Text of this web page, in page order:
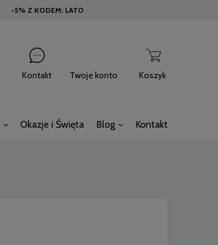
-5% Z KODEM: LATO
Koszyk
Kontakt Twoje konto
Okazje i Święta Blog Kontakt